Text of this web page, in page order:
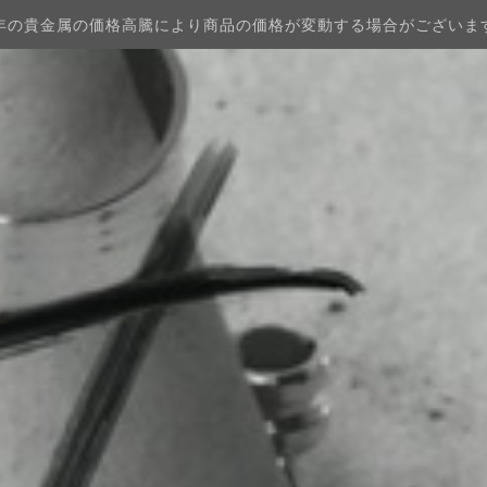
の貴金属の価格高騰により商品の価格が変動する場合がございま